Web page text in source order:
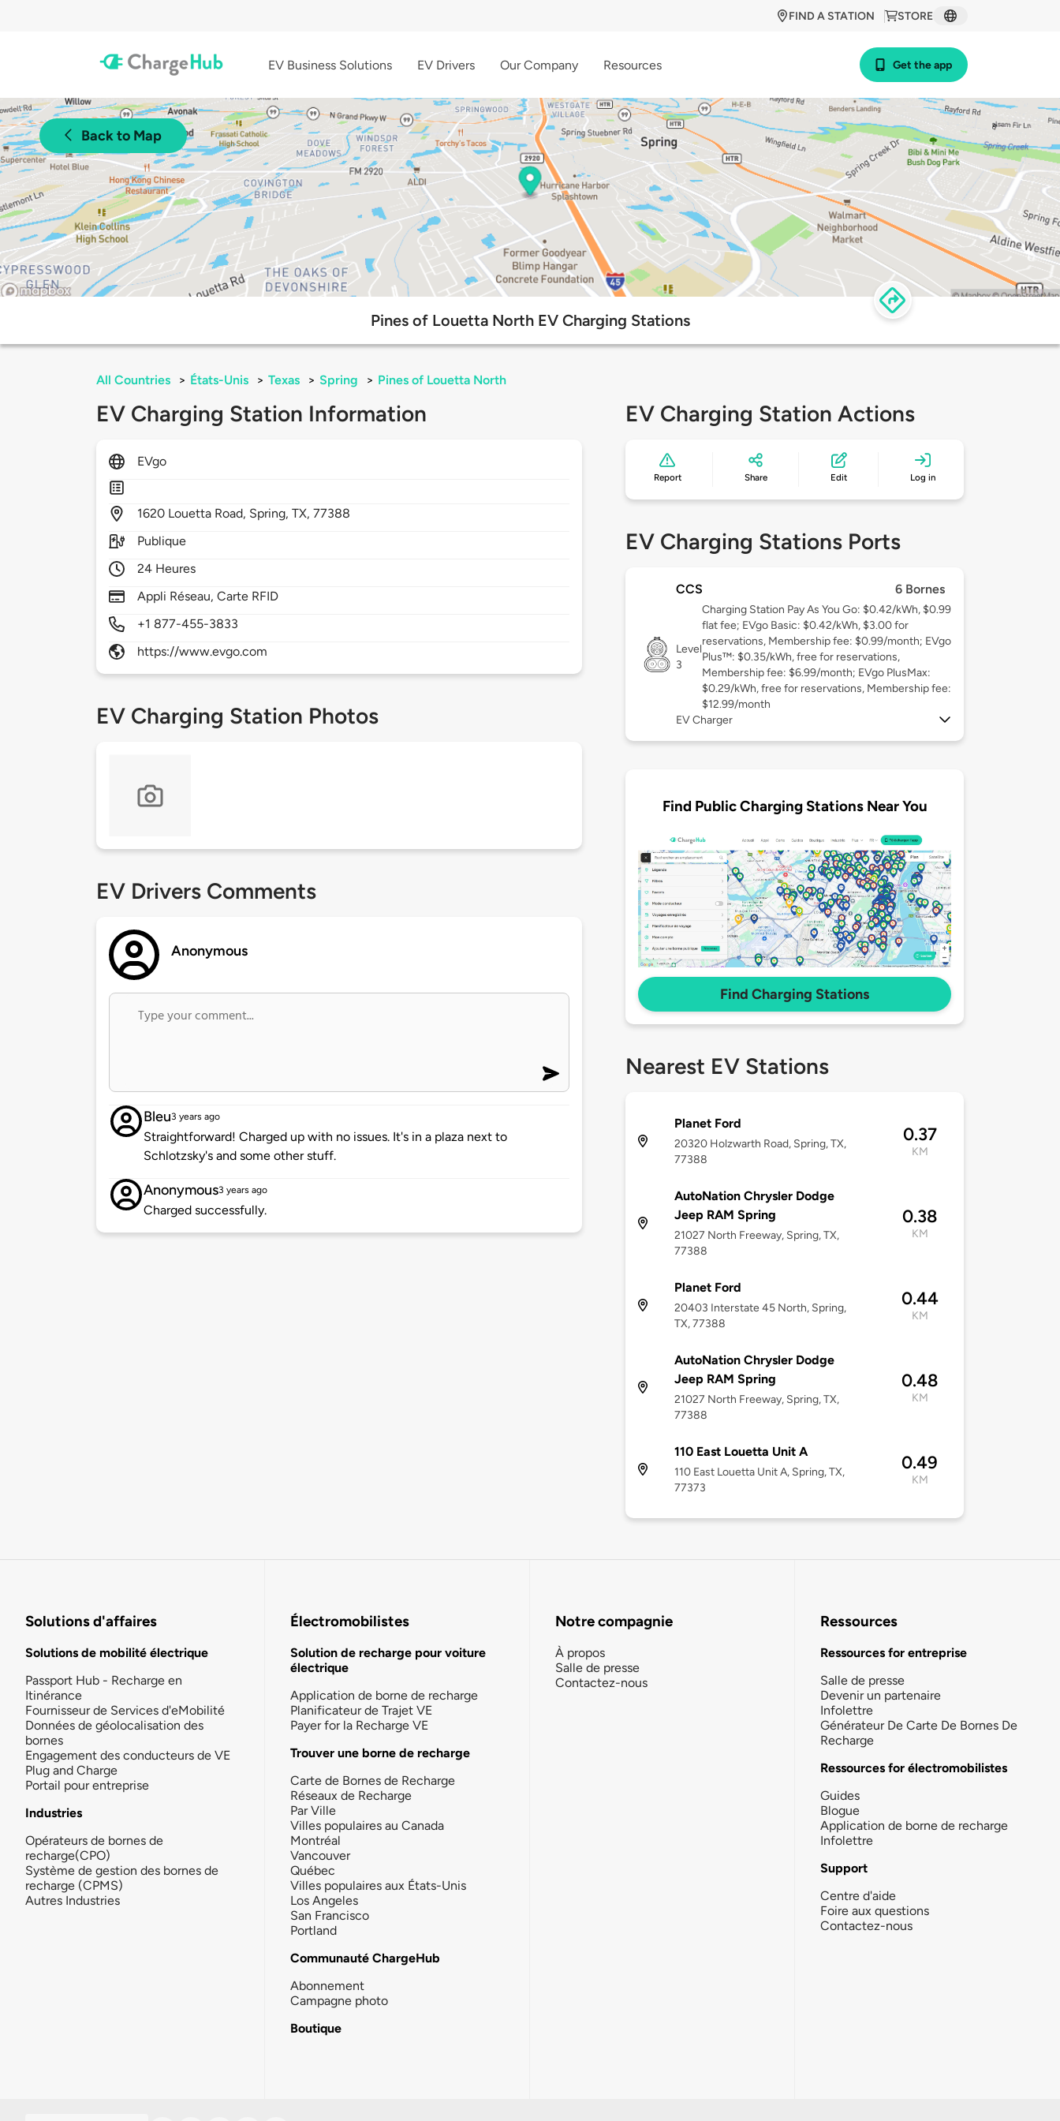
STORE
FIND A STATION
EV Business Solutions EV Drivers Our Company Resources Get the app
Back to Map
Pines of Louetta North EV Charging Stations
All Countries > États-Unis > Texas > Spring > Pines of Louetta North
EV Charging Station Information
EVgo
1620 Louetta Road, Spring,TX,77388
Publique
24 Heures
Appli Réseau, Carte RFID
+1 877-455-3833
https://www.evgo.com
EV Charging Station Photos
EV Drivers Comments
Anonymous
Bleu3 years ago
Straightforward! Charged up with no issues. It's in a plaza next to
Schlotzsky's and some other stuff.
Anonymous3 years ago
Charged successfully.
EV Charging Station Actions
Report Share Edit Log in
EV Charging Stations Ports
CCS 6 Bornes
Level
3
Charging Station Pay As You Go: $0.42/kWh, $0.99
flat fee; EVgo Basic: $0.42/kWh, $3.00 for
reservations, Membership fee: $0.99/month; EVgo
Plus™: $0.35/kWh, free for reservations,
Membership fee: $6.99/month; EVgo PlusMax:
$0.29/kWh, free for reservations, Membership fee:
$12.99/month
EV Charger
Find Public Charging Stations Near You
Find Charging Stations
Nearest EV Stations
Planet Ford
20320 Holzwarth Road, Spring, TX,
77388
0.37
KM
AutoNation Chrysler Dodge
Jeep RAM Spring
21027 North Freeway, Spring, TX,
77388
0.38
KM
Planet Ford
20403 Interstate 45 North, Spring,
TX, 77388
0.44
KM
AutoNation Chrysler Dodge
Jeep RAM Spring
21027 North Freeway, Spring, TX,
77388
0.48
KM
110 East Louetta Unit A
110 East Louetta Unit A, Spring, TX,
77373
0.49
KM
Solutions d'affaires
Solutions de mobilité électrique
Passport Hub - Recharge en
Itinérance
Fournisseur de Services d'eMobilité
Données de géolocalisation des
bornes
Engagement des conducteurs de VE
Plug and Charge
Portail pour entreprise
Industries
Opérateurs de bornes de
recharge(CPO)
Système de gestion des bornes de
recharge (CPMS)
Autres Industries
Électromobilistes
Solution de recharge pour voiture
électrique
Application de borne de recharge
Planificateur de Trajet VE
Payer for la Recharge VE
Trouver une borne de recharge
Carte de Bornes de Recharge
Réseaux de Recharge
Par Ville
Villes populaires au Canada
Montréal
Vancouver
Québec
Villes populaires aux États-Unis
Los Angeles
San Francisco
Portland
Communauté ChargeHub
Abonnement
Campagne photo
Boutique
Notre compagnie
À propos
Salle de presse
Contactez-nous
Ressources
Ressources for entreprise
Salle de presse
Devenir un partenaire
Infolettre
Générateur De Carte De Bornes De
Recharge
Ressources for électromobilistes
Guides
Blogue
Application de borne de recharge
Infolettre
Support
Centre d'aide
Foire aux questions
Contactez-nous